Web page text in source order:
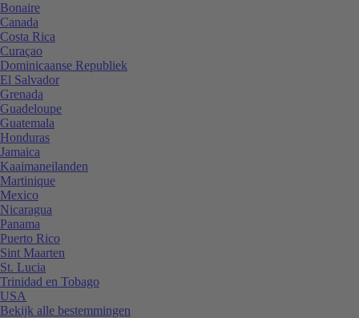
Bonaire
Canada
Costa Rica
Curaçao
Dominicaanse Republiek
El Salvador
Grenada
Guadeloupe
Guatemala
Honduras
Jamaica
Kaaimaneilanden
Martinique
Mexico
Nicaragua
Panama
Puerto Rico
Sint Maarten
St. Lucia
Trinidad en Tobago
USA
Bekijk alle bestemmingen